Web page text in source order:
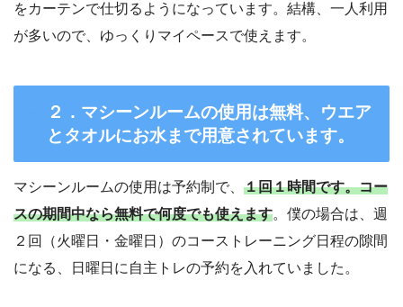
をカーテンで仕切るようになっています。結構、一人利用
が多いので、ゆっくりマイペースで使えます。
２．マシーンルームの使用は無料、ウエア
とタオルにお水まで用意されています。
マシーンルームの使用は予約制で、 １回１時間です。コー
スの期間中なら無料で何度でも使えます。僕の場合は、週
２回（火曜日・金曜日）のコーストレーニング日程の隙間
になる、日曜日に自主トレの予約を入れていました。